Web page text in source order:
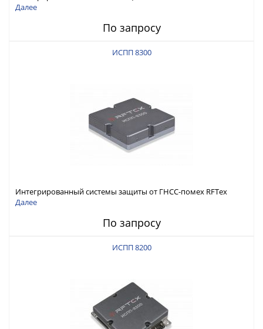
ИСПП 8400
Далее
По запросу
ИСПП 8300
Интегрированный системы защиты от ГНСС-помех RFТех
ИСПП 8300
Далее
По запросу
ИСПП 8200